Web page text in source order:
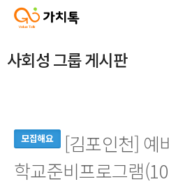
사회성 그룹 게시판
모집해요
[김포인천] 예
학교준비프로그램